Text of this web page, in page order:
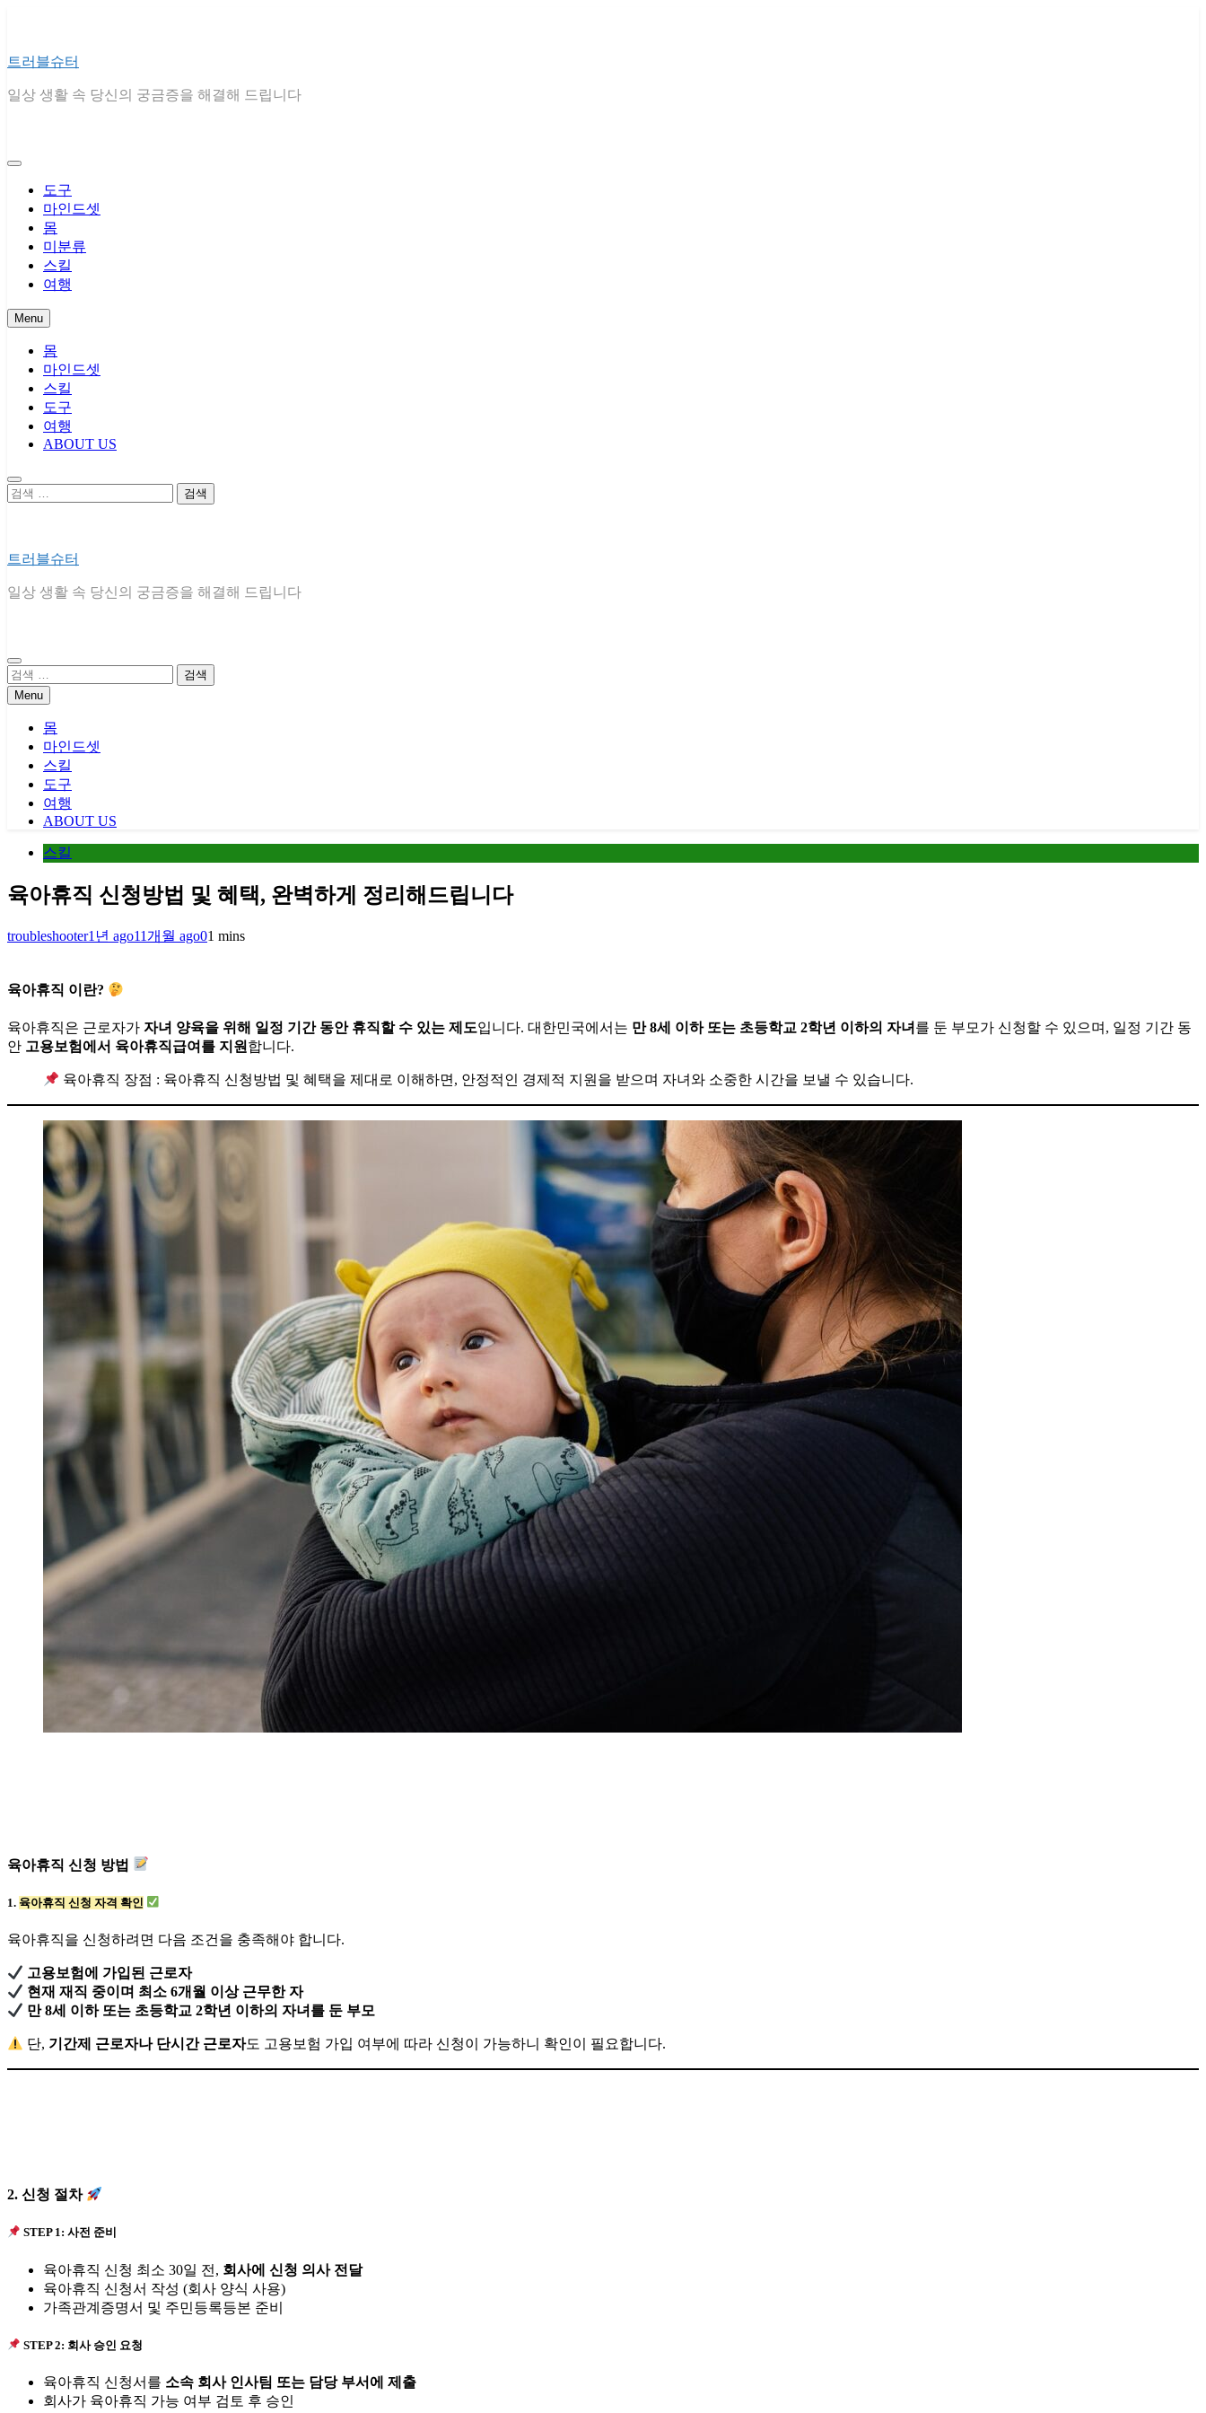
트러블슈터
일상 생활 속 당신의 궁금증을 해결해 드립니다
도구
마인드셋
몸
미분류
스킬
여행
Menu
몸
마인드셋
스킬
도구
여행
ABOUT US
검
트러블슈터
일상 생활 속 당신의 궁금증을 해결해 드립니다
검
색:Menu
몸
마인드셋
스킬
도구
여행
ABOUT US
스킬
육아휴직 신청방법 및 혜택, 완벽하게 정리해드립니다
troubleshooter1년 ago11개월 ago01 mins
육아휴직 이란?
육아휴직은 근로자가 자녀 양육을 위해 일정 기간 동안 휴직할 수 있는 제도입니다. 대한민국에서는 만 8세 이하 또는 초등학교 2학년 이하의 자녀 를 둔 부모가 신청할 수 있으며, 일정 기간 동
안 고용보험에서 육아휴직급여를 지원 합니다.
육아휴직 장점 : 육아휴직 신청방법 및 혜택을 제대로 이해하면, 안정적인 경제적 지원을 받으며 자녀와 소중한 시간을 보낼 수 있습니다.
육아휴직 신청 방법
1. 육아휴직 신청 자격 확인
육아휴직을 신청하려면 다음 조건을 충족해야 합니다.
고용보험에 가입된 근로자
현재 재직 중이며 최소 6개월 이상 근무한 자
만 8세 이하 또는 초등학교 2학년 이하의 자녀를 둔 부모
단, 기간제 근로자나 단시간 근로자도 고용보험 가입 여부에 따라 신청이 가능하니 확인이 필요합니다.
2. 신청 절차
STEP 1: 사전 준비
육아휴직 신청 최소 30일 전, 회사에 신청 의사 전달
육아휴직 신청서 작성 (회사 양식 사용)
가족관계증명서 및 주민등록등본 준비
STEP 2: 회사 승인 요청
육아휴직 신청서를 소속 회사 인사팀 또는 담당 부서에 제출
회사가 육아휴직 가능 여부 검토 후 승인